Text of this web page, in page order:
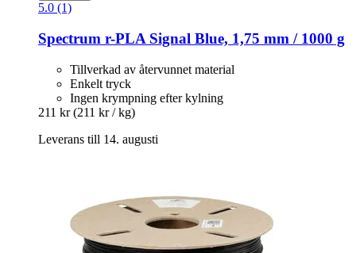
5.0 (1)
Spectrum r-​PLA Signal Blue, 1,75 mm / 1000 g
Tillverkad av återvunnet material
Enkelt tryck
Ingen krympning efter kylning
211 kr (211 kr / kg)
Leverans till 14. augusti